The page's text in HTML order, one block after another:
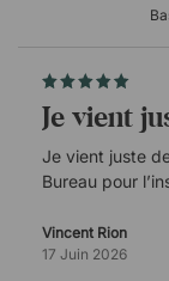
Je vient
Je vient juste de
Bureau pour
Vincent Rion
17 Juin 2026